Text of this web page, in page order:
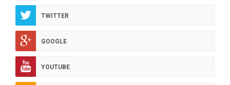
TWITTER
GOOGLE
YOUTUBE